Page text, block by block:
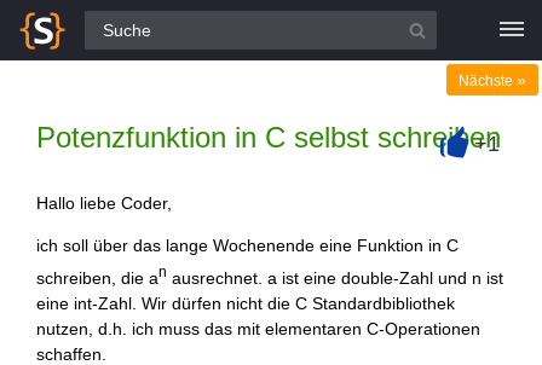
Alle Fragen
Potenzfunktion in C selbst schreiben
Nächste »
+1
Hallo liebe Coder,
ich soll über das lange Wochenende eine Funktion in C
schreiben, die an ausrechnet. a ist eine double-Zahl und n ist
eine int-Zahl. Wir dürfen nicht die C Standardbibliothek
nutzen, d.h. ich muss das mit elementaren C-Operationen
schaffen.